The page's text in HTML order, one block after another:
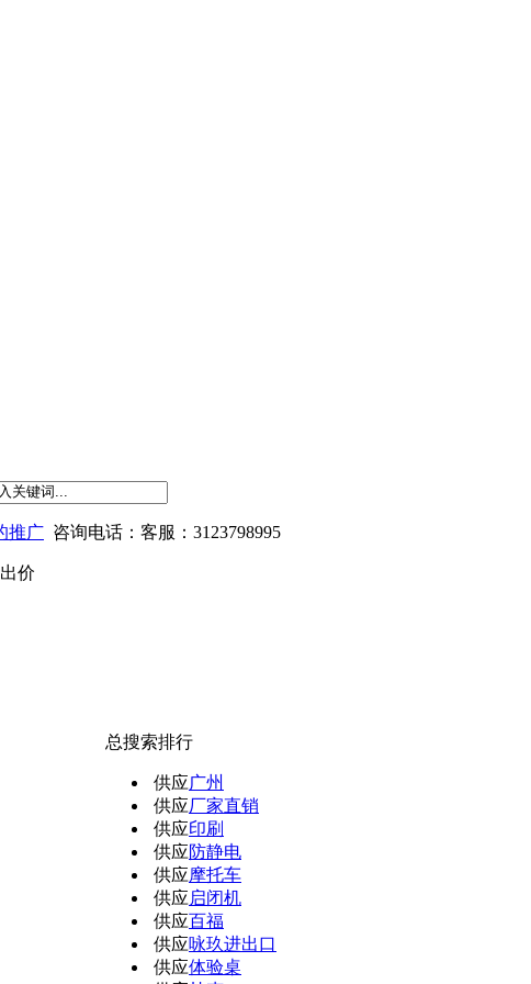
推广 咨询电话：客服：3123798995
价
总搜索排行
供应广州
供应厂家直销
供应印刷
供应防静电
供应摩托车
供应 启闭机
供应百福
供应咏玖进出口
供应体验桌